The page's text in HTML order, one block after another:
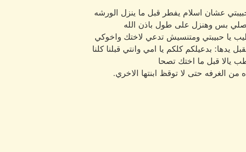
عشان اسلام يفطر قبل ما ينزل الورشه
بس وهنزل على طول باذن الله
يا حبيبتي ومتنسيش تدعي لاختك واخوكي
يدها: بدعيلكم كلكم يا امي وانتي قبلنا كلنا
يالا قبل ما اختك تصحا
الغرفه حتى لا توقظ ابنتها الاخري.